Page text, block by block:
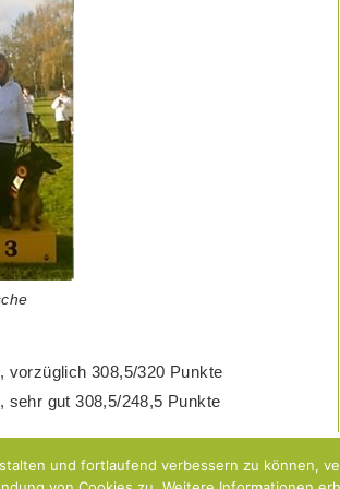
vorzüglich 308,5/320 Punkte
sehr gut 308,5/248,5 Punkte
und fortlaufend verbessern zu können,